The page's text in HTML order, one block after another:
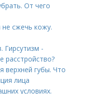
От чего
не сжечь кожу.
Гирсутизм -
расстройство?
верхней губы. Что
лица
условиях.